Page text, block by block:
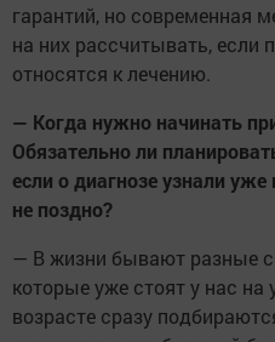
гарантий, но современная
на них рассчитывать, если
относятся к лечению.
— Когда нужно начинать
Обязательно ли
если о диагнозе узнали
не поздно?
— В жизни бывают разные
которые уже стоят у нас на
возрасте сразу